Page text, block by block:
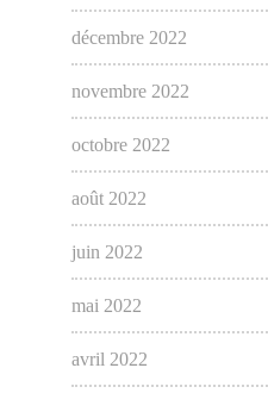
décembre 2022
novembre 2022
octobre 2022
août 2022
juin 2022
mai 2022
avril 2022